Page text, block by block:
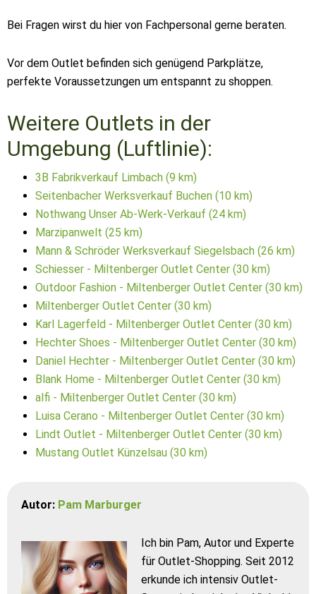
Bei Fragen wirst du hier von Fachpersonal gerne beraten.
Vor dem Outlet befinden sich genügend Parkplätze,
perfekte Voraussetzungen um entspannt zu shoppen.
Weitere Outlets in der
Umgebung (Luftlinie):
3B Fabrikverkauf Limbach (9 km)
Seitenbacher Werksverkauf Buchen (10 km)
Nothwang Unser Ab-Werk-Verkauf (24 km)
Marzipanwelt (25 km)
Mann & Schröder Werksverkauf Siegelsbach (26 km)
Schiesser - Miltenberger Outlet Center (30 km)
Outdoor Fashion - Miltenberger Outlet Center (30 km)
Miltenberger Outlet Center (30 km)
Karl Lagerfeld - Miltenberger Outlet Center (30 km)
Hechter Shoes - Miltenberger Outlet Center (30 km)
Daniel Hechter - Miltenberger Outlet Center (30 km)
Blank Home - Miltenberger Outlet Center (30 km)
alfi - Miltenberger Outlet Center (30 km)
Luisa Cerano - Miltenberger Outlet Center (30 km)
Lindt Outlet - Miltenberger Outlet Center (30 km)
Mustang Outlet Künzelsau (30 km)
Autor: Pam Marburger
Ich bin Pam, Autor und Experte
für Outlet-Shopping. Seit 2012
erkunde ich intensiv Outlet-